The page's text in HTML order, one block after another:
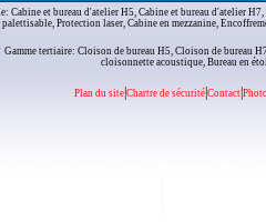
Cabine et bureau d'atelier H5, Cabine et bureau d'atelier
palettisable, Protection laser, Cabine en mezzanine,
Gamme tertiaire: Cloison de bureau H5, Cloison de bureau
cloisonnette acoustique, Bureau en
Plan du site Chartre de sécurité Contact